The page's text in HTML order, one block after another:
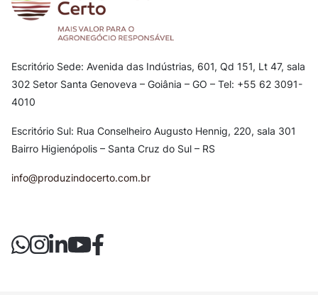
Escritório Sede: Avenida das Indústrias, 601, Qd 151, Lt 47, sala
302 Setor Santa Genoveva – Goiânia – GO – Tel: +55 62 3091-
4010
Escritório Sul: Rua Conselheiro Augusto Hennig, 220, sala 301
Bairro Higienópolis – Santa Cruz do Sul – RS
info@produzindocerto.com.br